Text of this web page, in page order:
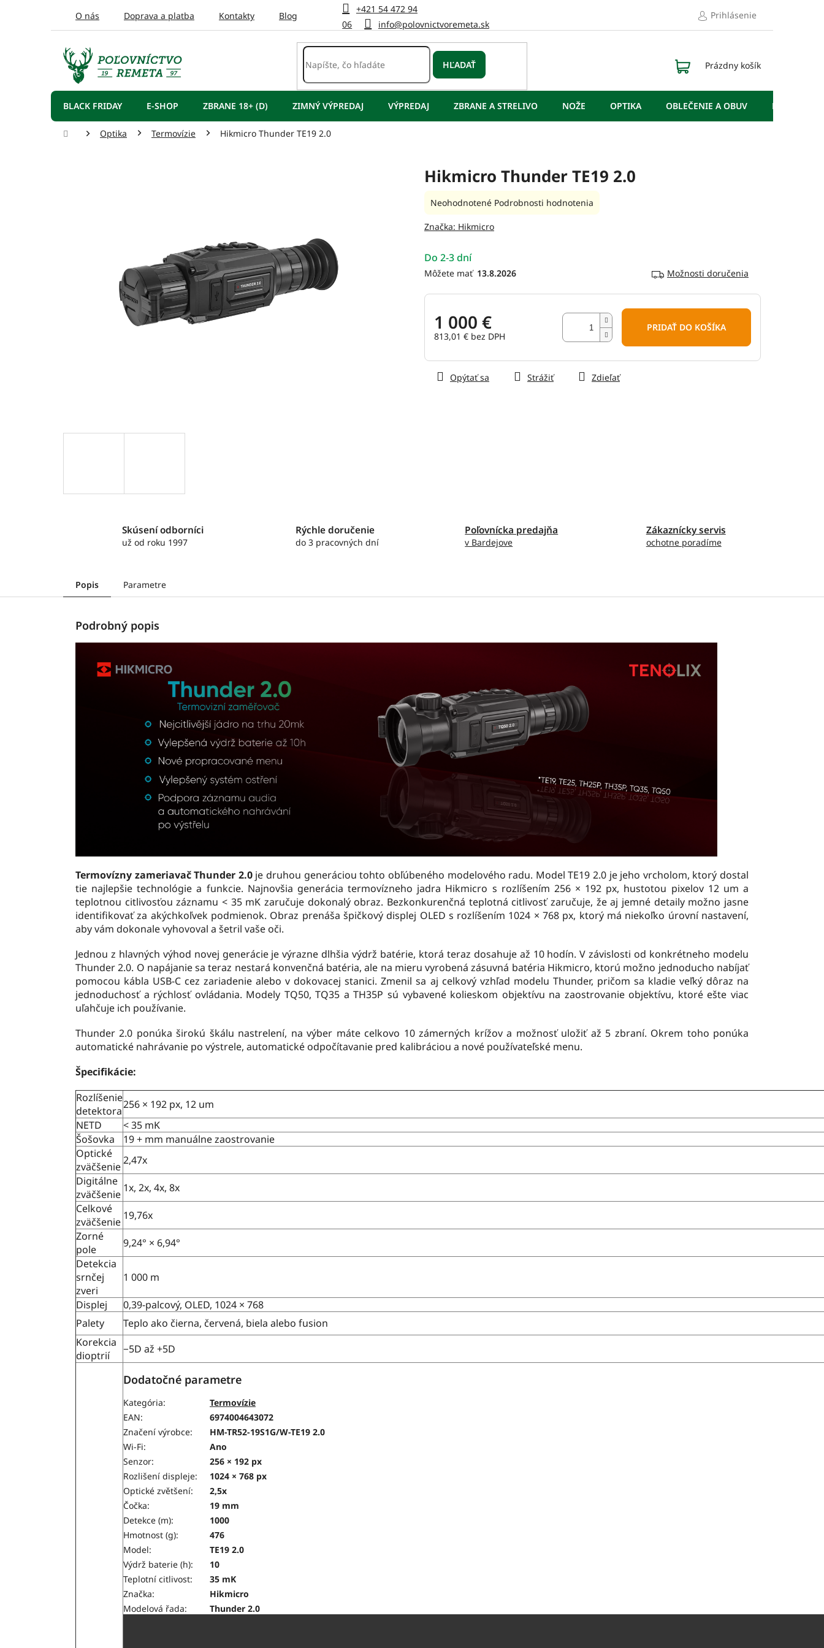
+421 54 472 94
06
info@polovnictvoremeta.sk
O nás Doprava a platba Kontakty Blog Prihlásenie
HĽADAŤ
NÁKUPNÝ
Prázdny košík
BLACK FRIDAY E-SHOP ZBRANE 18+ (D) ZIMNÝ VÝPREDAJ VÝPREDAJ ZBRANE A STRELIVO NOŽE OPTIKA OBLEČENIE A OBUV DOPLNKY
DomovOptika Termovízie Hikmicro Thunder TE19 2.0
Hikmicro Thunder TE19 2.0
Do 2-3 dní
13.8.2026 Možnosti doručenia
1 000 €
813,01 € bez DPH
cena:
PRIDAŤ DO KOŠÍKA
Opýtať sa Strážiť Zdieľať
Priemerné
produktu
z
5
Neohodnotené Podrobnosti hodnotenia
Značka: Hikmicro
Skúsení odborníci
už od roku 1997
Rýchle doručenie
do 3 pracovných dní
Poľovnícka predajňa
v Bardejove
Zákaznícky servis
ochotne poradíme
Popis Parametre
Podrobný popis
Termovízny zameriavač Thunder 2.0je druhou generáciou tohto obľúbeného modelového radu. Model TE19 2.0 je jeho vrcholom, ktorý dostal
tie najlepšie technológie a funkcie. Najnovšia generácia termovízneho jadra Hikmicro s rozlíšením 256 × 192 px, hustotou pixelov 12 um a
teplotnou citlivosťou záznamu < 35 mK zaručuje dokonalý obraz. Bezkonkurenčná teplotná citlivosť zaručuje, že aj jemné detaily možno jasne
identifikovať za akýchkoľvek podmienok. Obraz prenáša špičkový displej OLED s rozlíšením 1024 × 768 px, ktorý má niekoľko úrovní nastavení,
aby vám dokonale vyhovoval a šetril vaše oči.
Jednou z hlavných výhod novej generácie je výrazne dlhšia výdrž batérie, ktorá teraz dosahuje až 10 hodín. V závislosti od konkrétneho modelu
Thunder 2.0. O napájanie sa teraz nestará konvenčná batéria, ale na mieru vyrobená zásuvná batéria Hikmicro, ktorú možno jednoducho nabíjať
pomocou kábla USB-C cez zariadenie alebo v dokovacej stanici. Zmenil sa aj celkový vzhľad modelu Thunder, pričom sa kladie veľký dôraz na
jednoduchosť a rýchlosť ovládania. Modely TQ50, TQ35 a TH35P sú vybavené kolieskom objektívu na zaostrovanie objektívu, ktoré ešte viac
uľahčuje ich používanie.
Thunder 2.0 ponúka širokú škálu nastrelení, na výber máte celkovo 10 zámerných krížov a možnosť uložiť až 5 zbraní. Okrem toho ponúka
automatické nahrávanie po výstrele, automatické odpočítavanie pred kalibráciou a nové používateľské menu.
Špecifikácie:
Rozlíšenie
detektora256 × 192 px, 12 um
NETD
< 35 mK
Šošovka
19 + mm manuálne zaostrovanie
Optické
zväčšenie2,47x
Digitálne
zväčšenie 1x, 2x, 4x, 8x
Celkové
zväčšenie 19,76x
Zorné
pole
9,24° × 6,94°
Detekcia
srnčej
zveri
1 000 m
Displej
0,39-palcový, OLED, 1024 × 768
Palety
Teplo ako čierna, červená, biela alebo fusion
Korekcia
dioptrií
−5D až +5D
Dodatočné parametre
Kategória:
Termovízie
EAN:
6974004643072
Značení výrobce:
HM-TR52-19S1G/W-TE19 2.0
Wi-Fi:
Ano
Senzor:
256 × 192 px
Rozlišení displeje:
1024 × 768 px
Optické zvětšení:
2,5x
Čočka:
19 mm
Detekce (m):
1000
Hmotnost (g):
476
Model:
TE19 2.0
Výdrž baterie (h):
10
Teplotní citlivost:
35 mK
Značka:
Hikmicro
Modelová řada: Thunder 2.0